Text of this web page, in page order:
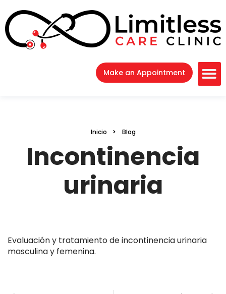
Make an Appointment
Inicio Blog
Incontinencia
urinaria
Evaluación y tratamiento de incontinencia urinaria
masculina y femenina.